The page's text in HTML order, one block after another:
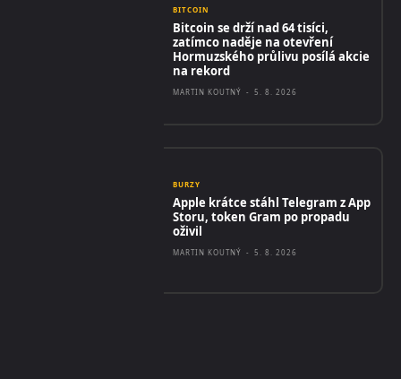
BITCOIN
Bitcoin se drží nad 64 tisíci,
zatímco naděje na otevření
Hormuzského průlivu posílá akcie
na rekord
MARTIN KOUTNÝ - 5. 8. 2026
BURZY
Apple krátce stáhl Telegram z App
Storu, token Gram po propadu
oživil
MARTIN KOUTNÝ - 5. 8. 2026